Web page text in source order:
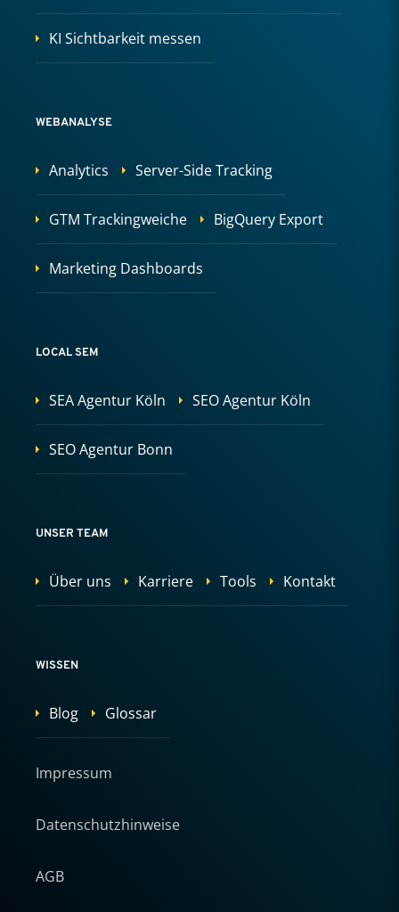
KI Sichtbarkeit messen
WEBANALYSE
Analytics Server-Side Tracking
GTM Trackingweiche BigQuery Export
Marketing Dashboards
LOCAL SEM
SEA Agentur Köln SEO Agentur Köln
SEO Agentur Bonn
UNSER TEAM
Über uns Karriere Tools Kontakt
WISSEN
Blog Glossar
Impressum
Datenschutzhinweise
AGB